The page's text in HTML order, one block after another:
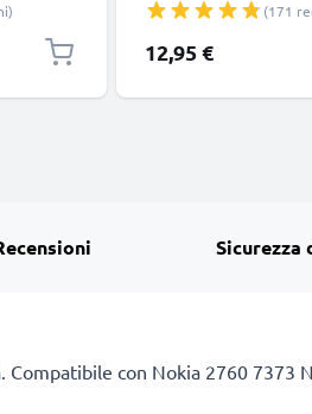
-
pinzette, levetta e
| kit per smontare
(171
12,95 €
con Nokia 2760 7373